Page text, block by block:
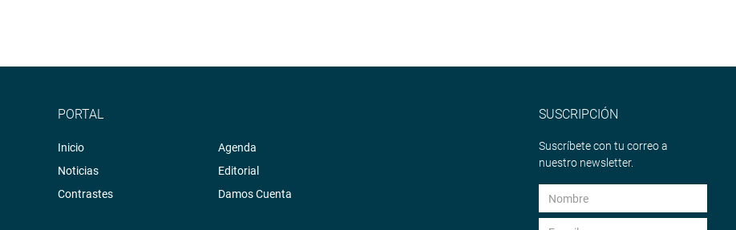
PORTAL
Inicio
Noticias
Contrastes
Agenda
Editorial
Damos Cuenta
SUSCRIPCIÓN
Suscríbete con tu correo a
nuestro newsletter.